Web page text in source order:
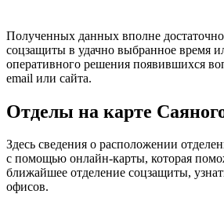
Полученных данных вполне
соцзащиты в удачно выбранное время
оперативного решения появившихся
email или сайта.
Отделы на карте
Здесь сведения о расположении
с помощью онлайн-карты, которая
ближайшее отделение соцзащиты,
офисов.